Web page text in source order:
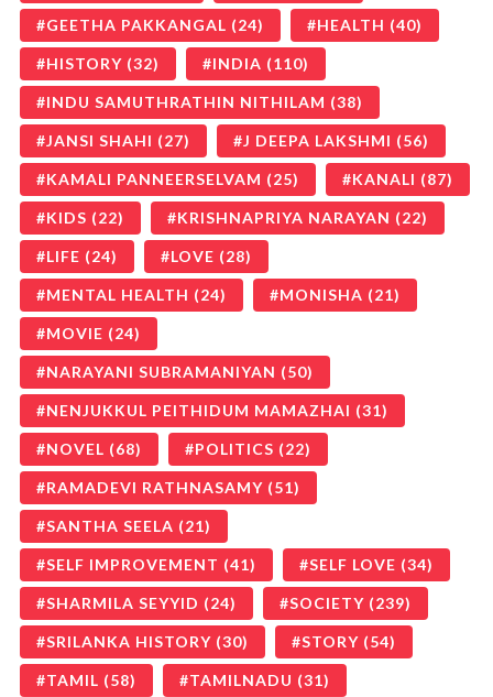
GEETHA PAKKANGAL (24) HEALTH (40)
HISTORY (32) INDIA (110)
INDU SAMUTHRATHIN NITHILAM (38)
JANSI SHAHI (27) J DEEPA LAKSHMI (56)
KAMALI PANNEERSELVAM (25) KANALI (87)
KIDS (22) KRISHNAPRIYA NARAYAN (22)
LIFE (24) LOVE (28)
MENTAL HEALTH (24) MONISHA (21)
MOVIE (24)
NARAYANI SUBRAMANIYAN (50)
NENJUKKUL PEITHIDUM MAMAZHAI (31)
NOVEL (68) POLITICS (22)
RAMADEVI RATHNASAMY (51)
SANTHA SEELA (21)
SELF IMPROVEMENT (41) SELF LOVE (34)
SHARMILA SEYYID (24) SOCIETY (239)
SRILANKA HISTORY (30) STORY (54)
TAMIL (58) TAMILNADU (31)